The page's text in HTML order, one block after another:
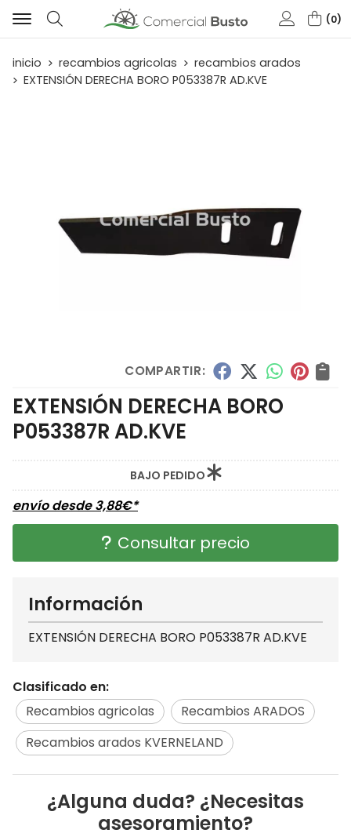
Buscar
0
inicio recambios agricolas
recambios arados
EXTENSIÓN DERECHA BORO P053387R AD.KVE
COMPARTIR:
EXTENSIÓN DERECHA BORO
P053387R AD.KVE
BAJO PEDIDO
envío desde3,88€*
Consultar precio
Información
EXTENSIÓN DERECHA BORO P053387R AD.KVE
Clasificado en:
Recambios agricolas
Recambios ARADOS
Recambios arados KVERNELAND
¿Alguna duda? ¿Necesitas
asesoramiento?